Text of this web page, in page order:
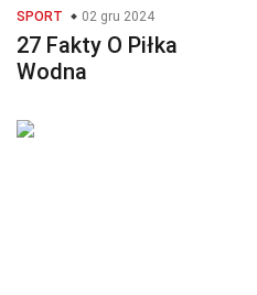
SPORT 02 gru 2024
27 Fakty O Piłka
Wodna